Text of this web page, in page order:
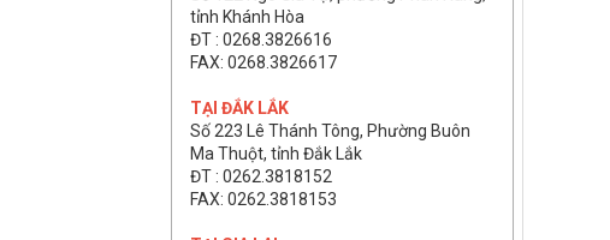
tỉnh Khánh Hòa
ĐT : 0268.3826616
FAX: 0268.3826617
TẠI ĐẮK LẮK
Số 223 Lê Thánh Tông, Phường Buôn
Ma Thuột, tỉnh Đắk Lắk
ĐT : 0262.3818152
FAX: 0262.3818153